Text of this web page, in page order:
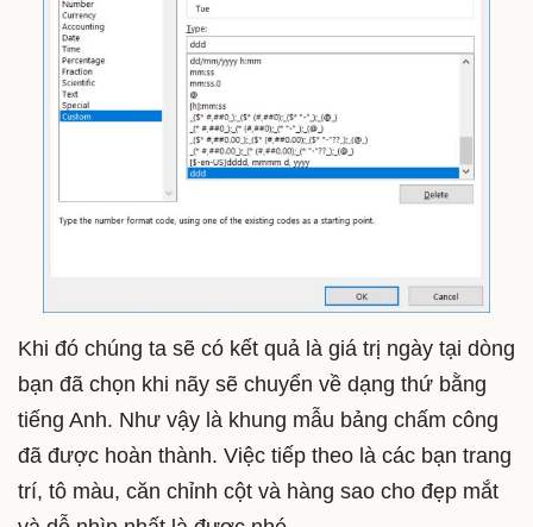
Khi đó chúng ta sẽ có kết quả là giá trị ngày tại dòng
bạn đã chọn khi nãy sẽ chuyển về dạng thứ bằng
tiếng Anh. Như vậy là khung mẫu bảng chấm công
đã được hoàn thành. Việc tiếp theo là các bạn trang
trí, tô màu, căn chỉnh cột và hàng sao cho đẹp mắt